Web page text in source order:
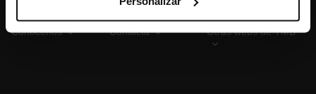
previamente. Te sugerimos que selecciones las cookies
de personalización, porque permiten recordar tus
opciones de navegación (como el idioma) y mejoran tu
Conócenos Contacta Otras webs de TMB